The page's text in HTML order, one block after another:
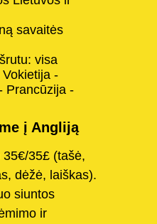
savaitės
visa
-
Prancūzija -
į Angliją
35£ (tašė,
dėžė, laiškas).
siuntos
ir